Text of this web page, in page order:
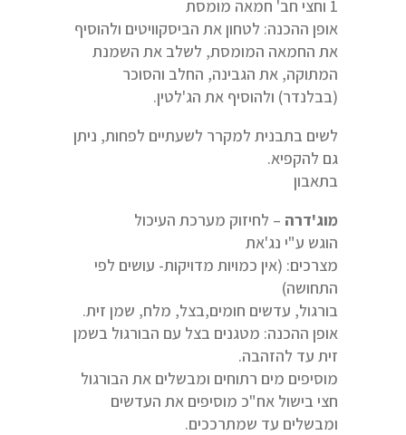
1 וחצי חב' חמאה מומסת
אופן ההכנה: לטחון את הביסקוויטים ולהוסיף
את החמאה המומסת, לשלב את השמנת
המתוקה, את הגבינה, החלב והסוכר
(בבלנדר) ולהוסיף את הג'לטין.
לשים בתבנית למקרר לשעתיים לפחות, ניתן
גם להקפיא.
בתאבון
מוג'דרה – לחיזוק מערכת העיכול
הוגש ע"י נג'את
מצרכים: (אין כמויות מדויקות- עושים לפי
התחושה)
בורגול, עדשים חומים,בצל, מלח, שמן זית.
אופן ההכנה: מטגנים בצל עם הבורגול בשמן
זית עד להזהבה.
מוסיפים מים רתוחים ומבשלים את הבורגול
חצי בישול אח"כ מוסיפים את העדשים
ומבשלים עד שמתרככים.